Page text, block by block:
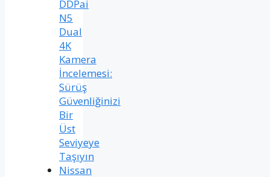
DDPai
N5
Dual
4K
Kamera
İncelemesi:
Sürüş
Güvenliğinizi
Bir
Üst
Seviyeye
Taşıyın
Nissan